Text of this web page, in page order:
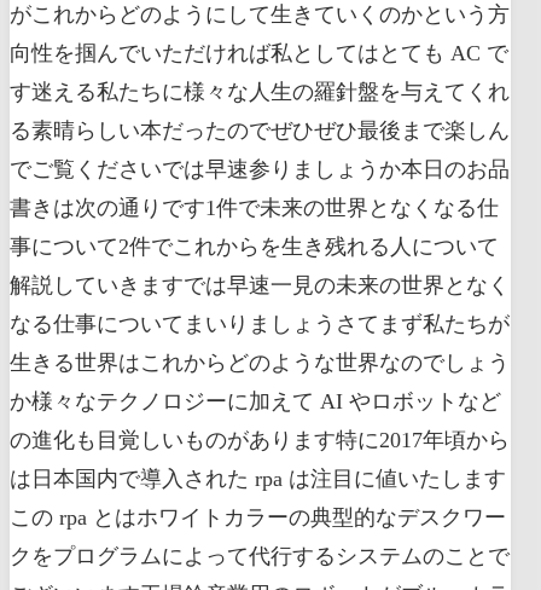
がこれからどのようにして生きていくのかという方
向性を掴んでいただければ私としてはとても AC で
す迷える私たちに様々な人生の羅針盤を与えてくれ
る素晴らしい本だったのでぜひぜひ最後まで楽しん
でご覧くださいでは早速参りましょうか本日のお品
書きは次の通りです1件で未来の世界となくなる仕
事について2件でこれからを生き残れる人について
解説していきますでは早速一見の未来の世界となく
なる仕事についてまいりましょうさてまず私たちが
生きる世界はこれからどのような世界なのでしょう
か様々なテクノロジーに加えて AI やロボットなど
の進化も目覚しいものがあります特に2017年頃から
は日本国内で導入された rpa は注目に値いたします
この rpa とはホワイトカラーの典型的なデスクワー
クをプログラムによって代行するシステムのことで